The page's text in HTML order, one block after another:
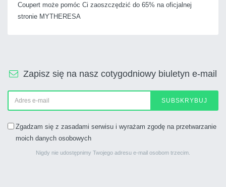
Coupert może pomóc Ci zaoszczędzić do 65% na oficjalnej
stronie MYTHERESA
Zapisz się na nasz cotygodniowy biuletyn e-mail
SUBSKRYBUJ
Zgadzam się z zasadami serwisu i wyrażam zgodę na przetwarzanie
moich danych osobowych
Nigdy nie udostępnimy Twojego adresu e-mail osobom trzecim.